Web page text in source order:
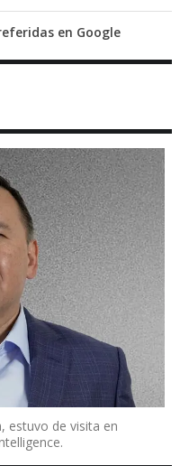
en Google
estuvo de visita en